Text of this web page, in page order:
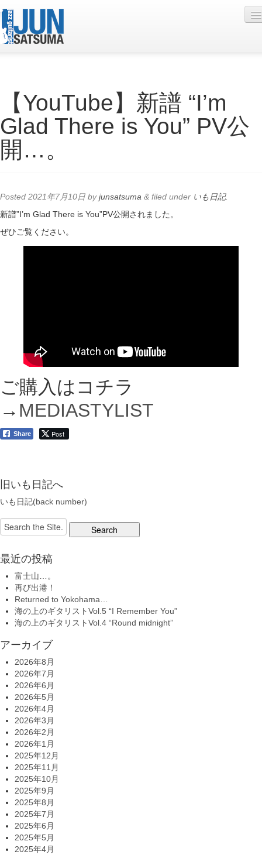
Live Schedule
Discography
Diary
YouTube
Online Lesson
【YouTube】新譜 “I’m
Glad There is You” PV公
開…。
Posted 2021年7月10日 byjunsatsuma & filed under いも日記.
新譜”I’m Glad There is You”PV公開されました。
ぜひご覧ください。
ご購入はコチラ
→ MEDIASTYLIST
Share Post
旧いも日記へ
いも日記(back number)
Search
for:
最近の投稿
富士山…。
再び出港！
Returned to Yokohama…
海の上のギタリストVol.5 “I Remember You”
海の上のギタリストVol.4 “Round midnight”
アーカイブ
2026年8月
2026年7月
2026年6月
2026年5月
2026年4月
2026年3月
2026年2月
2026年1月
2025年12月
2025年11月
2025年10月
2025年9月
2025年8月
2025年7月
2025年6月
2025年5月
2025年4月